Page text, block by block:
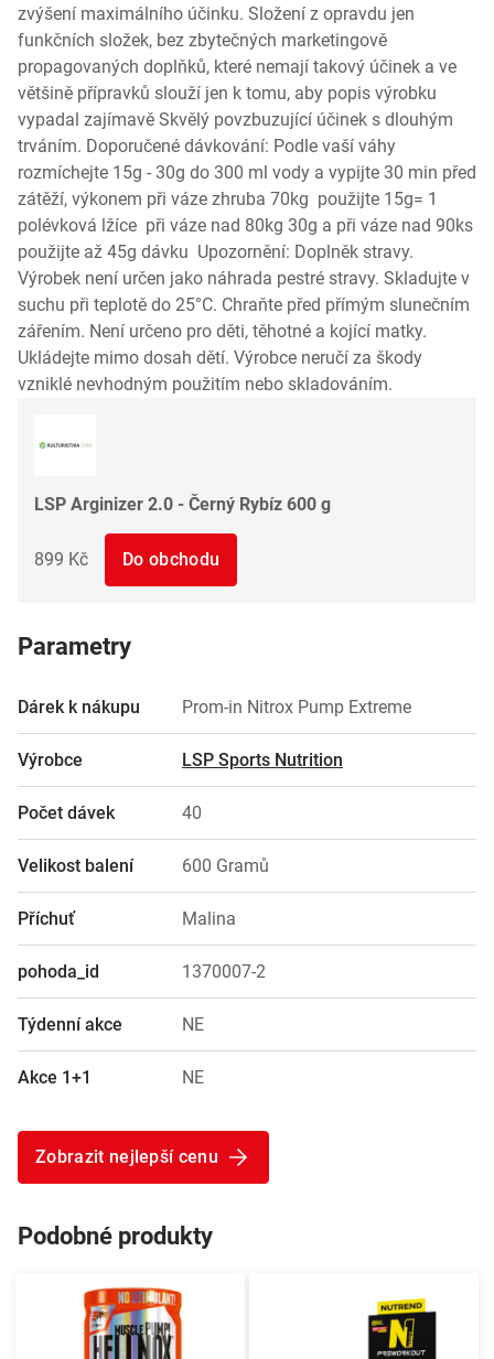
zvýšení maximálního účinku. Složení z opravdu jen
funkčních složek, bez zbytečných marketingově
propagovaných doplňků, které nemají takový účinek a ve
většině přípravků slouží jen k tomu, aby popis výrobku
vypadal zajímavě Skvělý povzbuzující účinek s dlouhým
trváním. Doporučené dávkování: Podle vaší váhy
rozmíchejte 15g - 30g do 300 ml vody a vypijte 30 min před
zátěží, výkonem při váze zhruba 70kg použijte 15g= 1
polévková lžíce při váze nad 80kg 30g a při váze nad 90ks
použijte až 45g dávku Upozornění: Doplněk stravy.
Výrobek není určen jako náhrada pestré stravy. Skladujte v
suchu při teplotě do 25°C. Chraňte před přímým slunečním
zářením. Není určeno pro děti, těhotné a kojící matky.
Ukládejte mimo dosah dětí. Výrobce neručí za škody
vzniklé nevhodným použitím nebo skladováním.
LSP Arginizer 2.0 - Černý Rybíz 600 g
899 Kč Do obchodu
Parametry
Dárek k nákupu Prom-in Nitrox Pump Extreme
Výrobce LSP Sports Nutrition
Počet dávek 40
Velikost balení 600 Gramů
Příchuť Malina
pohoda_id 1370007-2
Týdenní akce NE
Akce 1+1 NE
Zobrazit nejlepší cenu
Podobné produkty